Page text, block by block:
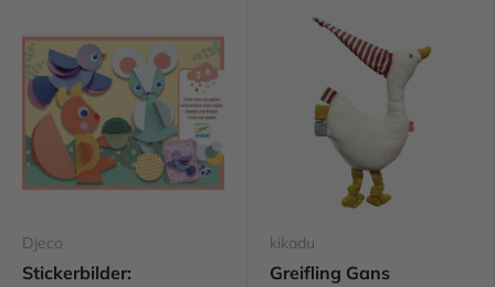
Djeco
Stickerbilder:
kikadu
Greifling Gans